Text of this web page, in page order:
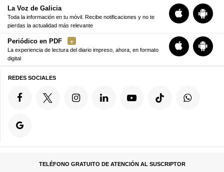
La Voz de Galicia
Toda la información en tu móvil. Recibe notificaciones y no te
pierdas la actualidad más relevante
Periódico en PDF
La experiencia de lectura del diario impreso, ahora, en formato
digital
REDES SOCIALES
TELÉFONO GRATUITO DE ATENCIÓN AL SUSCRIPTOR